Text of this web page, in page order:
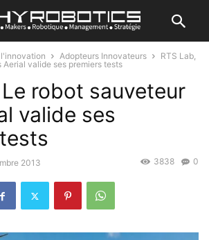
Adopteurs Innovateurs
RTS Lab,
Aerial valide ses premiers tests
Le robot sauveteur
valide ses
2013 0
3838